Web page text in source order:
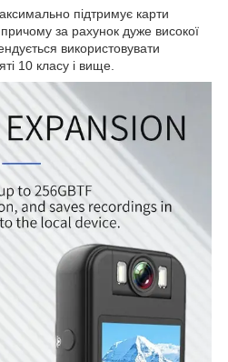
підтримує карти
за рахунок дуже високої
використовувати
10 класу і вище.